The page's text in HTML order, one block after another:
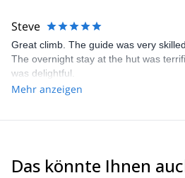
definitely reccommend him.
Steve
Great climb. The guide was very
The overnight stay at the hut was
was delightful.
Mehr anzeigen
Das könnte Ihnen